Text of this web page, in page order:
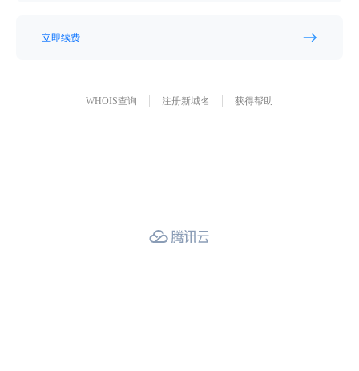
立即续费
WHOIS查询 注册新域名 获得帮助